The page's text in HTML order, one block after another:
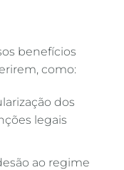
benefícios
como:
dos
legais
ao regime